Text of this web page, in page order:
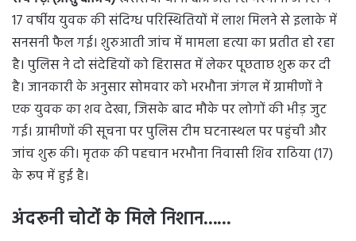
17 वर्षीय युवक की संदिग्ध परिस्थितियों में लाश मिलने से इलाके में
सनसनी फैल गई। शुरुआती जांच में मामला हत्या का प्रतीत हो रहा
है। पुलिस ने दो संदेहियों को हिरासत में लेकर पूछताछ शुरू कर दी
है। जानकारी के अनुसार सोमवार को भरभौना जंगल में ग्रामीणों ने
एक युवक का शव देखा, जिसके बाद मौके पर लोगों की भीड़ जुट
गई। ग्रामीणों की सूचना पर पुलिस टीम घटनास्थल पर पहुंची और
जांच शुरू की। मृतक की पहचान भरभौना निवासी शिव राठिया (17)
के रूप में हुई है।
अंदरूनी चोटों के मिले निशान……